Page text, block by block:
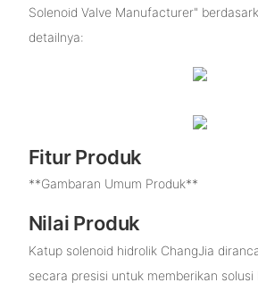
Solenoid Valve Manufacturer"
detailnya:
Fitur Produk
**Gambaran Umum Produk**
Nilai Produk
Katup solenoid hidrolik ChangJia
secara presisi untuk memberikan